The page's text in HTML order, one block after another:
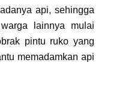
api, sehingga
lainnya mulai
pintu ruko yang
memadamkan api